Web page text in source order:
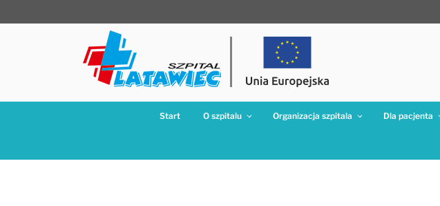
do
Start O szpitalu Organizacja szpitala Dla pacjenta